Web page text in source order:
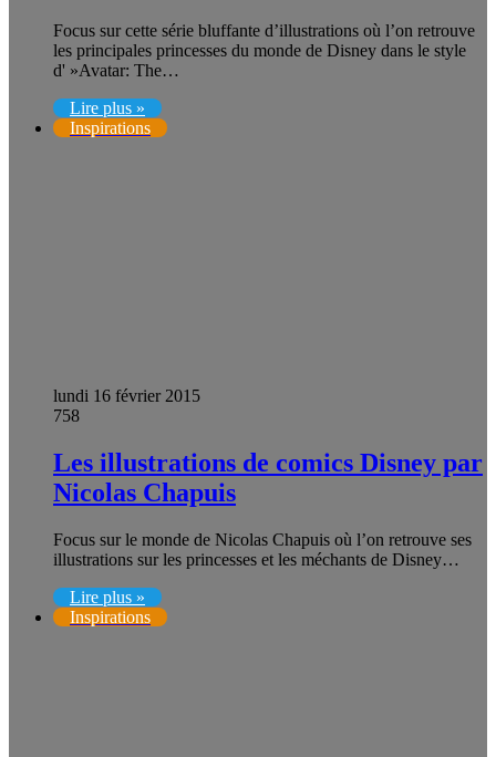
Focus sur cette série bluffante d’illustrations où l’on retrouve
les principales princesses du monde de Disney dans le style
d' »Avatar: The…
Lire plus »
Inspirations
lundi 16 février 2015
758
Les illustrations de comics Disney par
Nicolas Chapuis
Focus sur le monde de Nicolas Chapuis où l’on retrouve ses
illustrations sur les princesses et les méchants de Disney…
Lire plus »
Inspirations